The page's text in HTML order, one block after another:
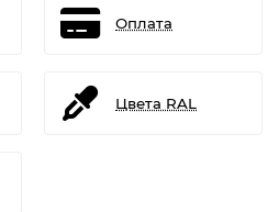
Оплата
Цвета RAL